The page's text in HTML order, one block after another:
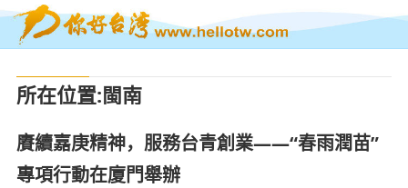
所在位置:閩南
賡續嘉庚精神，服務台青創業——“春雨潤苗”
專項行動在廈門舉辦